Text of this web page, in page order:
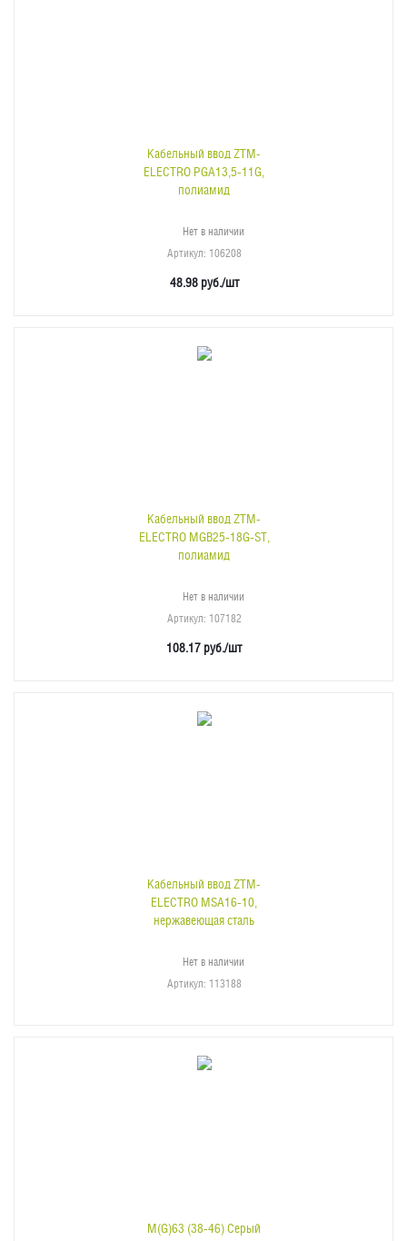
Кабельный ввод ZTM-
ELECTRO PGA13,5-11G,
полиамид
Нет в наличии
Артикул: 106208
48.98руб./шт
Кабельный ввод ZTM-
ELECTRO MGB25-18G-ST,
полиамид
Нет в наличии
Артикул: 107182
108.17 руб./шт
Кабельный ввод ZTM-
ELECTRO MSA16-10,
нержавеющая сталь
Нет в наличии
Артикул: 113188
M(G)63 (38-46) Серый